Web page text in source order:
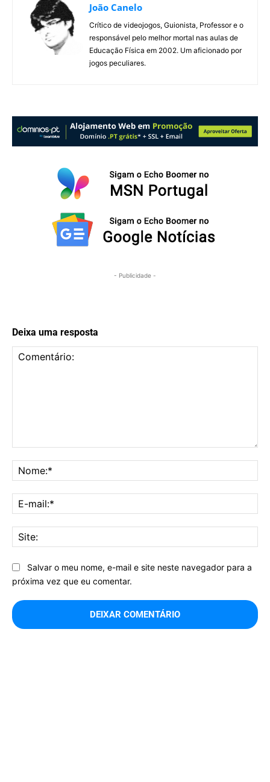
João Canelo
Crítico de videojogos, Guionista, Professor e o
responsável pelo melhor mortal nas aulas de
Educação Física em 2002. Um aficionado por
jogos peculiares.
- Publicidade -
Deixa uma resposta
Salvar o meu nome, e-mail e site neste navegador para a
próxima vez que eu comentar.